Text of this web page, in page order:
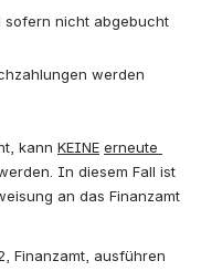
sofern nicht abgebucht
werden
kann KEINE erneute
In diesem Fall ist
an das Finanzamt
Finanzamt, ausführen